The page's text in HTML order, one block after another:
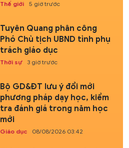
Thế giới 5 giờ trước
Tuyên Quang phân công
Phó Chủ tịch UBND tỉnh phụ
trách giáo dục
Thời sự 3 giờ trước
Bộ GD&ĐT lưu ý đổi mới
phương pháp dạy học, kiểm
tra đánh giá trong năm học
mới
Giáo dục 08/08/2026 03:42